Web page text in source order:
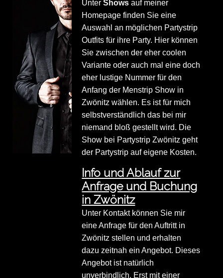
UnterShows auf meiner
Homepage finden Sie eine
Auswahl an möglichen Partystrip
Outfits für ihre Party. Hier können
Sie zwischen der eher coolen
Variante oder auch mal eine doch
eher lustige Nummer für den
Anfang der Menstrip Show in
Zwönitz wählen. Es ist für mich
selbstverständlich das bei mir
niemand bloß gestellt wird. Die
Show bei Partystrip Zwönitz geht
der Partystrip auf eigene Kosten.
Info und Ablauf zur
Anfrage und Buchung
in Zwönitz
Unter Kontakt können Sie mir
eine Anfrage für den Auftritt in
Zwönitz stellen und erhalten
dazu zeitnah ein Angebot. Dieses
Angebot ist natürlich
unverbindlich. Erst mit einer